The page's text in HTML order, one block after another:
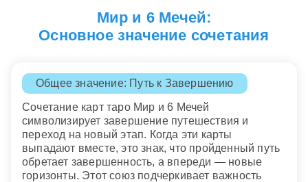
Мир и 6 Мечей:
Основное значение сочетания
Общее значение: Путь к Завершению
Сочетание карт таро Мир и 6 Мечей
символизирует завершение путешествия и
переход на новый этап. Когда эти карты
выпадают вместе, это знак, что пройденный путь
обретает завершенность, а впереди — новые
горизонты. Этот союз подчеркивает важность